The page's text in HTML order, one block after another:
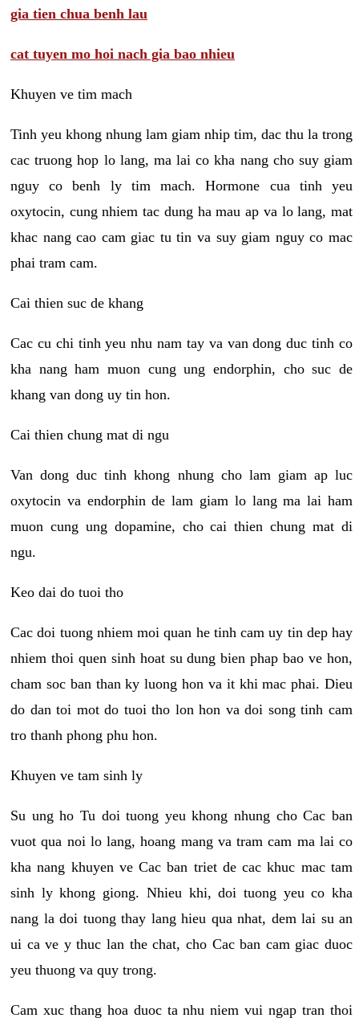
gia tien chua benh lau
cat tuyen mo hoi nach gia bao nhieu
Khuyen ve tim mach
Tinh yeu khong nhung lam giam nhip tim, dac thu la trong
cac truong hop lo lang, ma lai co kha nang cho suy giam
nguy co benh ly tim mach. Hormone cua tinh yeu
oxytocin, cung nhiem tac dung ha mau ap va lo lang, mat
khac nang cao cam giac tu tin va suy giam nguy co mac
phai tram cam.
Cai thien suc de khang
Cac cu chi tinh yeu nhu nam tay va van dong duc tinh co
kha nang ham muon cung ung endorphin, cho suc de
khang van dong uy tin hon.
Cai thien chung mat di ngu
Van dong duc tinh khong nhung cho lam giam ap luc
oxytocin va endorphin de lam giam lo lang ma lai ham
muon cung ung dopamine, cho cai thien chung mat di
ngu.
Keo dai do tuoi tho
Cac doi tuong nhiem moi quan he tinh cam uy tin dep hay
nhiem thoi quen sinh hoat su dung bien phap bao ve hon,
cham soc ban than ky luong hon va it khi mac phai. Dieu
do dan toi mot do tuoi tho lon hon va doi song tinh cam
tro thanh phong phu hon.
Khuyen ve tam sinh ly
Su ung ho Tu doi tuong yeu khong nhung cho Cac ban
vuot qua noi lo lang, hoang mang va tram cam ma lai co
kha nang khuyen ve Cac ban triet de cac khuc mac tam
sinh ly khong giong. Nhieu khi, doi tuong yeu co kha
nang la doi tuong thay lang hieu qua nhat, dem lai su an
ui ca ve y thuc lan the chat, cho Cac ban cam giac duoc
yeu thuong va quy trong.
Cam xuc thang hoa duoc ta nhu niem vui ngap tran thoi